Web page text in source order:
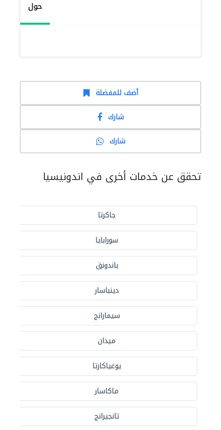
حول
أضف للمفضلة
شارك
شارك
تحقق عن خدمات أخرى في اندونيسيا
جاكرتا
سورابايا
باندونق
دينباسار
سيمارانج
ميدان
يوغياكارتا
ماكاسار
تانجيرانج